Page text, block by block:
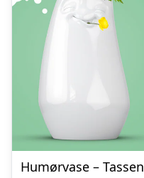
Humørvase – Tassen